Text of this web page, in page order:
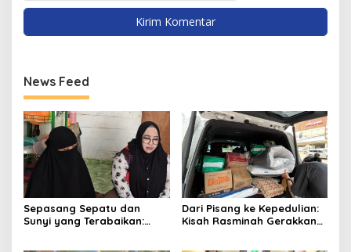
News Feed
Sepasang Sepatu dan
Sunyi yang Terabaikan:
Dari Pisang ke Kepedulian:
Kisah Rasminah Gerakkan